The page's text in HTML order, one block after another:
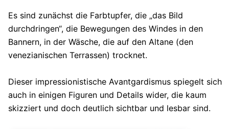
Es sind zunächst die Farbtupfer, die „das Bild
durchdringen“, die Bewegungen des Windes in den
Bannern, in der Wäsche, die auf den Altane (den
venezianischen Terrassen) trocknet.
Dieser impressionistische Avantgardismus spiegelt sich
auch in einigen Figuren und Details wider, die kaum
skizziert und doch deutlich sichtbar und lesbar sind.